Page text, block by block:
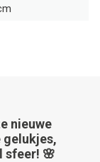
nieuwe
gelukjes,
sfeer! 🌸